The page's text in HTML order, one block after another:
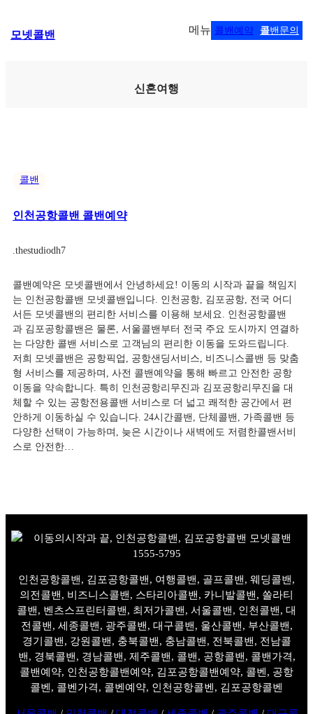
텐
모넷콜밴 메뉴 콜밴예약 콜밴문의
신혼여행
콜밴
인천공항콜밴 콜밴예약
thestudiodh7
콜밴예약은 모넷콜밴에서 안녕하세요! 이동의 시작과 끝을 책임지
는 인천공항콜밴 모넷콜밴입니다. 인천공항, 김포공항, 전국 어디
서든 모넷콜밴의 편리한 서비스를 이용해 보세요. 인천공항콜밴
과 김포공항콜밴은 물론, 서울콜밴부터 전국 주요 도시까지 연결하
는 다양한 콜밴 서비스로 고객님의 편리한 이동을 도와드립니다.
저희 모넷콜밴은 공항픽업, 공항샌딩서비스, 비즈니스콜밴 등 맞춤
형 서비스를 제공하며, 사전 콜밴예약을 통해 빠르고 안전한 공항
이동을 약속합니다. 특히 인천공항리무진과 김포공항리무진을 대
체할 수 있는 공항전용콜밴 서비스로 더 넓고 쾌적한 공간에서 편
안하게 이동하실 수 있습니다. 24시간콜밴, 단체콜밴, 가족콜밴 등
다양한 선택이 가능하며, 늦은 시간이나 새벽에도 저렴한콜밴서비
스로 안전한…
인천공항콜밴, 김포공항콜밴, 여행콜밴, 골프콜밴, 웨딩콜밴,
의전콜밴, 비즈니스콜밴, 스타리아콜밴, 카니발콜밴, 쏠라티
콜밴, 벤츠스프린터콜밴, 최저가콜밴, 서울콜밴, 인천콜밴, 대
전콜밴, 세종콜밴, 광주콜밴, 대구콜밴, 울산콜밴, 부산콜밴,
경기콜밴, 강원콜밴, 충북콜밴, 충남콜밴, 전북콜밴, 전남콜
밴, 경북콜밴, 경남콜밴, 제주콜밴, 콜밴, 공항콜밴, 콜밴가격,
콜밴예약, 인천공항콜밴예약, 김포공항콜밴예약, 콜벤, 공항
콜벤, 콜벤가격, 콜벤예약, 인천공항콜벤, 김포공항콜벤